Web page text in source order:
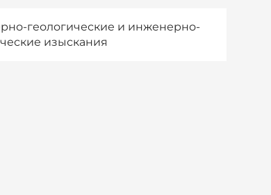
геологические и инженерно-
изыскания